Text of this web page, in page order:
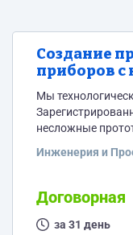
Создание
приборов с
проекта
выставок
Мы
несложные
для того, чтобы с
постоянно ищем
них держится
хотят делать
Инженерия и
Договорная
за 31 день